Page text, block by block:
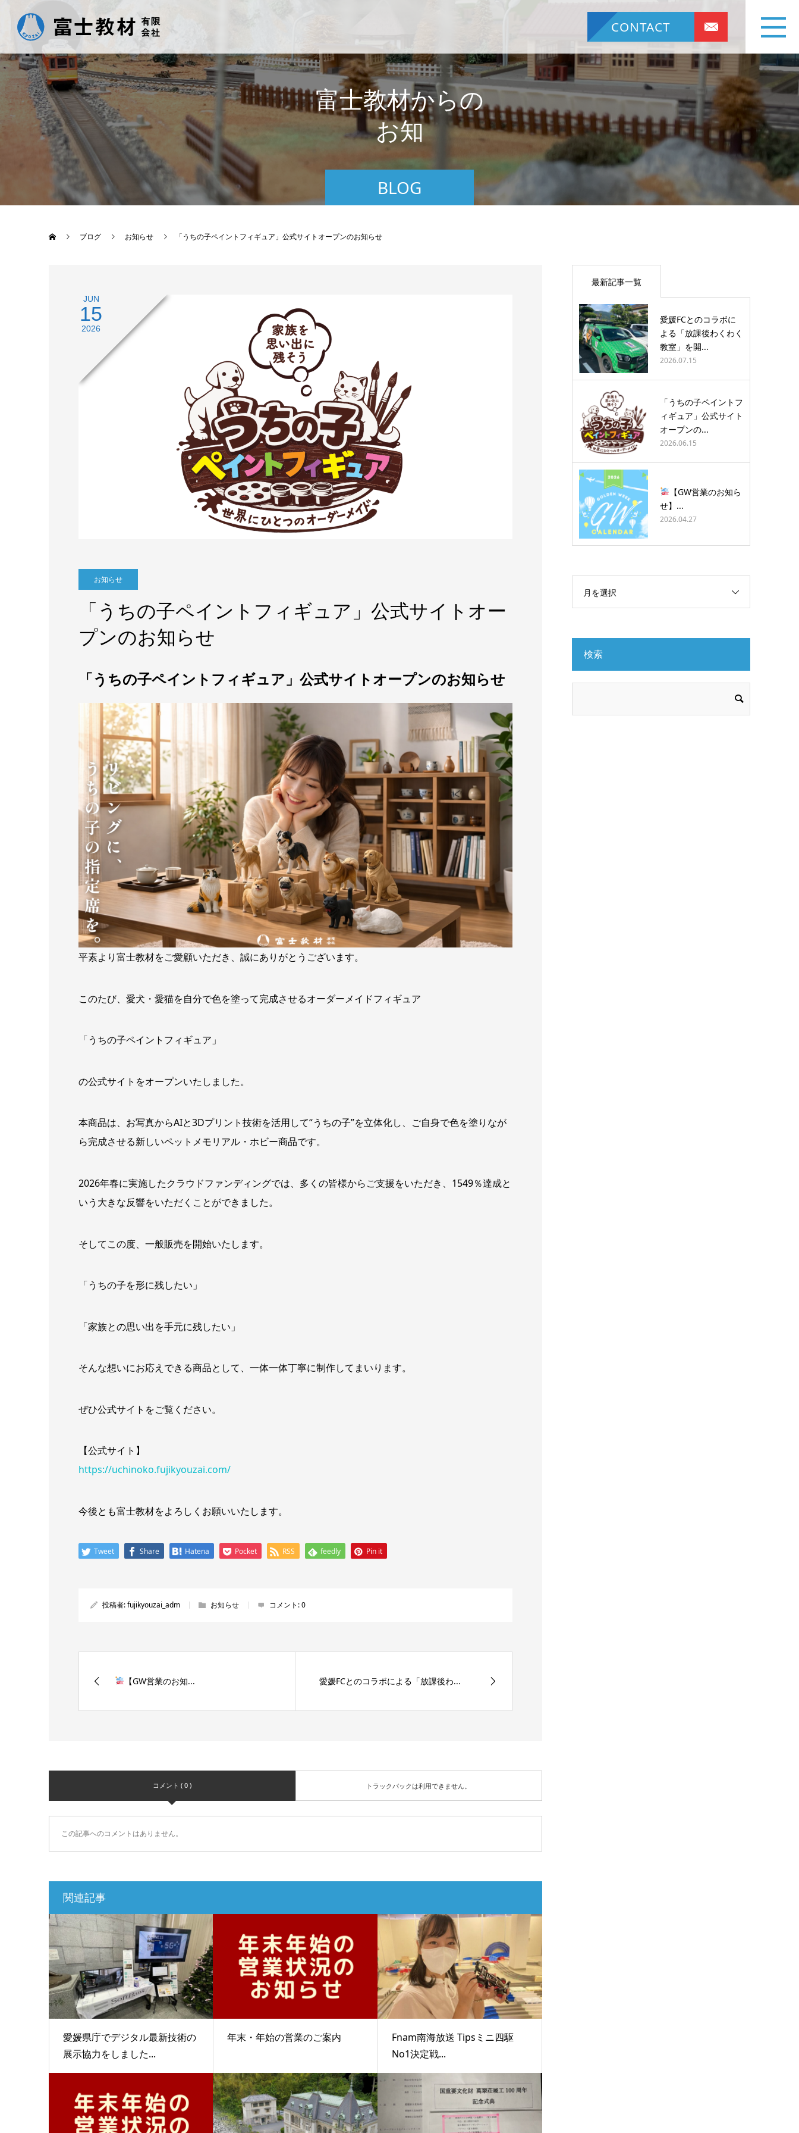
CONTACT
BLOG
富士教材からの
お知らせ
ブログ お知らせ 「うちの子ペイントフィギュア」公式サイトオープンのお知らせ
JUN
15
2026
お知らせ
「うちの子ペイントフィギュア」公式サイトオー
プンのお知らせ
「うちの子ペイントフィギュア」公式サイトオープンのお知らせ
平素より富士教材をご愛顧いただき、誠にありがとうございます。
このたび、愛犬・愛猫を自分で色を塗って完成させるオーダーメイドフィギュア
「うちの子ペイントフィギュア」
の公式サイトをオープンいたしました。
本商品は、お写真からAIと3Dプリント技術を活用して“うちの子”を立体化し、ご自身で色を塗りなが
ら完成させる新しいペットメモリアル・ホビー商品です。
2026年春に実施したクラウドファンディングでは、多くの皆様からご支援をいただき、1549％達成と
いう大きな反響をいただくことができました。
そしてこの度、一般販売を開始いたします。
「うちの子を形に残したい」
「家族との思い出を手元に残したい」
そんな想いにお応えできる商品として、一体一体丁寧に制作してまいります。
ぜひ公式サイトをご覧ください。
【公式サイト】
https://uchinoko.fujikyouzai.com/
今後とも富士教材をよろしくお願いいたします。
Tweet Share Hatena Pocket RSS feedly Pin it
投稿者:fujikyouzai_adm お知らせ コメント:0
【GW営業のお知... 愛媛FCとのコラボによる「放課後わ...
コメント ( 0 ) トラックバックは利用できません。
この記事へのコメントはありません。
関連記事
愛媛県庁でデジタル最新技術の
展示協力をしました...
年末・年始の営業のご案内
Fnam南海放送 Tipsミニ四駆
No1決定戦...
最新記事一覧
愛媛FCとのコラボに
よる「放課後わくわく
教室」を開...
2026.07.15
「うちの子ペイントフ
ィギュア」公式サイト
オープンの...
2026.06.15
【GW営業のお知ら
せ】...
2026.04.27
月を選択
検索